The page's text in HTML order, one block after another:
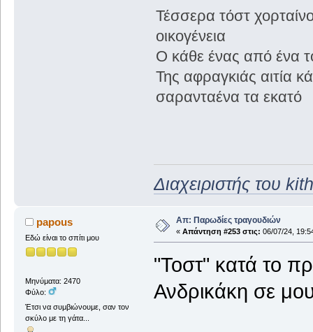
Τέσσερα τόστ
οικογένεια
Ο κάθε ένας από ένα
Της αφραγκιάς αιτία
σαρανταένα τα εκατό
Διαχειριστής του
papous
Εδώ είναι το σπίτι μου
Μηνύματα: 2470
Φύλο:
Έτσι να συμβιώνουμε, σαν τον
σκύλο με τη γάτα...
Απ: Παρωδίες τραγουδιών
« Απάντηση #253 στις: 06/07/24,
"Τοστ" κατά το
Ανδρικάκη σε